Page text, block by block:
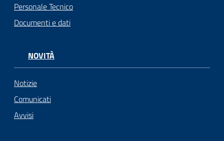
Personale Tecnico
Documenti e dati
NOVITÀ
Notizie
Comunicati
Avvisi